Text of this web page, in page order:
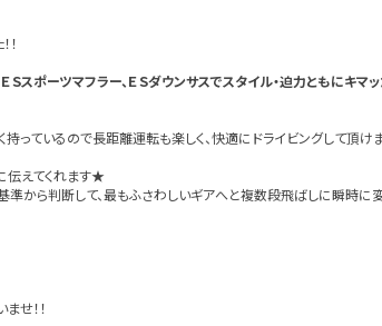
！
スポーツマフラー、ＥＳダウンサスでスタイル・迫力ともにキ
っているので長距離運転も楽しく、快適にドライビングして頂
伝えてくれます★
準から判断して、最もふさわしいギアへと複数段飛ばしに瞬時
せ！！